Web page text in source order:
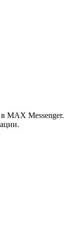
MAX Messenger.